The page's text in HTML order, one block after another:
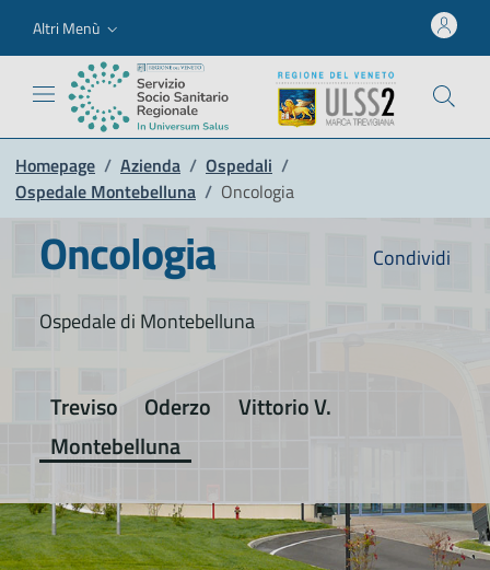
Altri Menù
Homepage / Azienda / Ospedali /
Ospedale Montebelluna / Oncologia
Condividi
Oncologia
Ospedale di Montebelluna
Treviso Oderzo
Vittorio V.
Montebelluna